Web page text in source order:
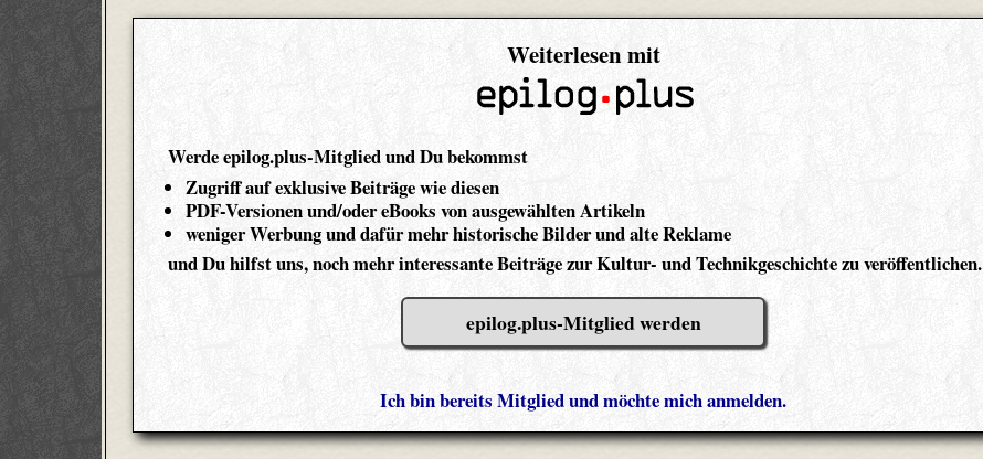
Weiterlesen mit
Werde epilog.plus-Mitglied und Du bekommst
Zugriff auf exklusive Beiträge wie diesen
PDF-Versionen und/oder eBooks von ausgewählten Artikeln
weniger Werbung und dafür mehr historische Bilder und alte Reklame
und Du hilfst uns, noch mehr interessante Beiträge zur Kultur- und Technikgeschichte zu veröffentlichen.
epilog.plus-Mitglied werden
Ich bin bereits Mitglied und möchte mich anmelden.